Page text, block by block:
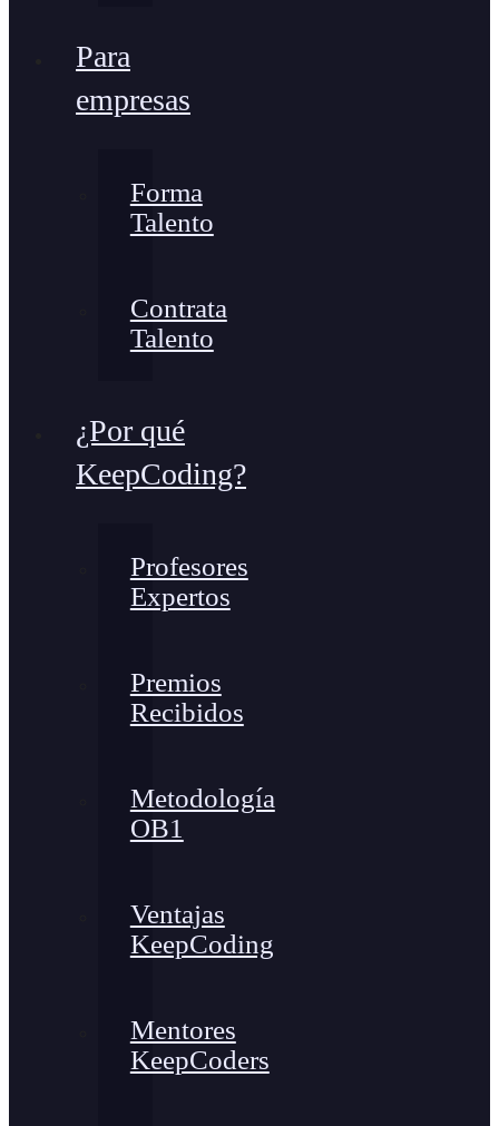
Para
empresas
Forma
Talento
Contrata
Talento
¿Por qué
KeepCoding?
Profesores
Expertos
Premios
Recibidos
Metodología
OB1
Ventajas
KeepCoding
Mentores
KeepCoders